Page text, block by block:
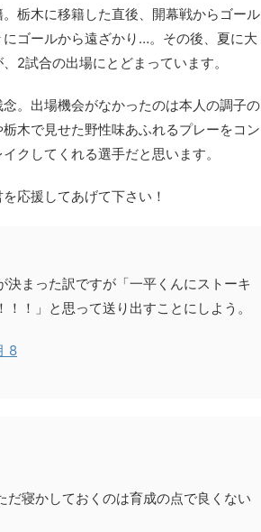
栃木に移籍した直後、開幕戦からゴール
ゴールから遠ざかり…。その後、夏に大
2試合の出場にとどまっています。
。出場機会がなかったのは本人の調子の
木で見せた野性味あふれるプレーをコン
クしてくれる選手だと思います。
応援してあげて下さい！
まった訳ですが「一平くんにストーキ
！」と思って送り出すことにしよう。
8
寝かしておくのは育成の点で良くない